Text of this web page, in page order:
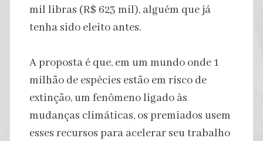
mil libras (R$ 623 mil), alguém que já
tenha sido eleito antes.
A proposta é que, em um mundo onde 1
milhão de espécies estão em risco de
extinção, um fenômeno ligado às
mudanças climáticas, os premiados usem
esses recursos para acelerar seu trabalho